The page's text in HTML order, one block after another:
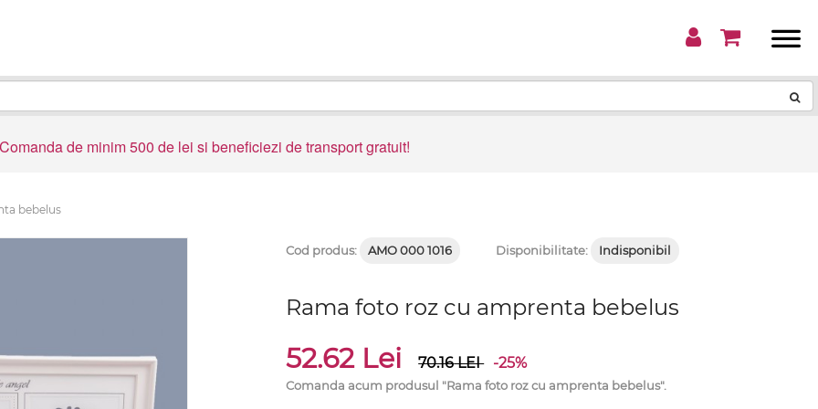
Comanda de minim 500 de lei si beneficiezi de transport gratuit!
bebelus
Cod produs: AMO 000 1016 Disponibilitate: Indisponibil
Rama foto roz cu amprenta bebelus
52.62 Lei 70.16LEI -25%
Comanda acum produsul "Rama foto roz cu amprenta bebelus".